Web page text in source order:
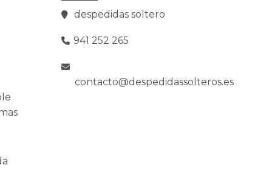
despedidas soltero
941 252 265
contacto@despedidassolteros.es